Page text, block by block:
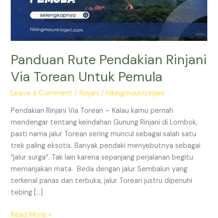
Panduan Rute Pendakian Rinjani
Via Torean Untuk Pemula
Leave a Comment /Rinjani /hikingmountrinjani
Pendakian Rinjani Via Torean – Kalau kamu pernah
mendengar tentang keindahan Gunung Rinjani di Lombok,
pasti nama jalur Torean sering muncul sebagai salah satu
trek paling eksotis. Banyak pendaki menyebutnya sebagai
“jalur surga”. Tak lain karena sepanjang perjalanan begitu
memanjakan mata. Beda dengan jalur Sembalun yang
terkenal panas dan terbuka, jalur Torean justru dipenuhi
tebing […]
Pemula
Read More »